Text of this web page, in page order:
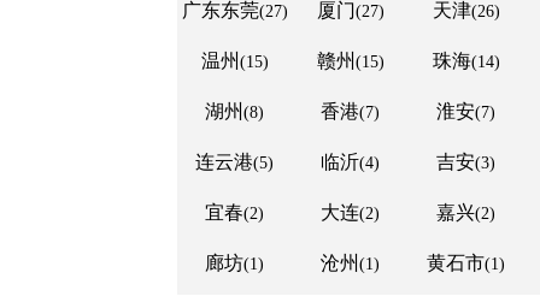
广东东莞(27) 厦门(27) 天津(26)
温州 (15) 赣州 (15) 珠海(14)
湖州 (8) 香港(7) 淮安(7)
连云港(5) 临沂(4) 吉安(3)
宜春(2) 大连(2) 嘉兴(2)
廊坊(1) 沧州 (1) 黄石市(1)